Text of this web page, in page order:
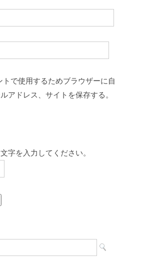
トで使用するためブラウザーに自
アドレス、サイトを保存する。
字を入力してください。